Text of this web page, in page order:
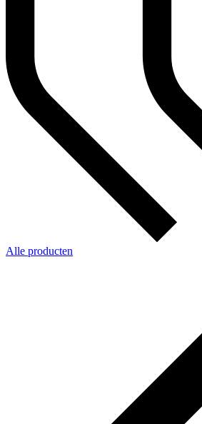
Alle producten